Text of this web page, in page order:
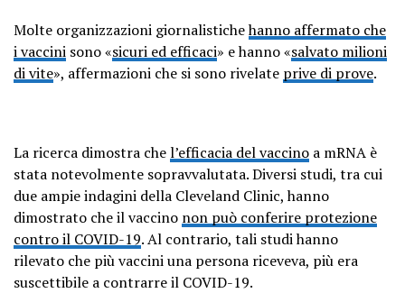
Molte organizzazioni giornalistichehanno affermato che
i vaccini sono «sicuri ed efficaci» e hanno «salvato milioni
di vite», affermazioni che si sono rivelate prive di prove.
La ricerca dimostra chel’efficacia del vaccino a mRNA è
stata notevolmente sopravvalutata. Diversi studi, tra cui
due ampie indagini della Cleveland Clinic, hanno
dimostrato che il vaccino non può conferire protezione
contro il COVID-19. Al contrario, tali studi hanno
rilevato che più vaccini una persona riceveva, più era
suscettibile a contrarre il COVID-19.